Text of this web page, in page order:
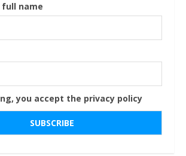
full name
you accept the privacy policy